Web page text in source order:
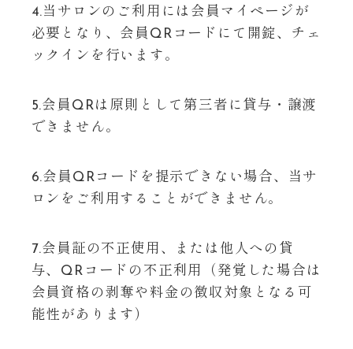
4.当サロンのご利用には会員マイページが
必要となり、会員QRコードにて開錠、チェ
ックインを行います。
5.会員QRは原則として第三者に貸与・譲渡
できません。
6.会員QRコードを提示できない場合、当サ
ロンをご利用することができません。
7.会員証の不正使用、または他人への貸
与、QRコードの不正利用（発覚した場合は
会員資格の剥奪や料金の徴収対象となる可
能性があります）